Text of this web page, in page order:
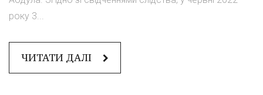
року 3...
ЧИТАТИ ДАЛІ